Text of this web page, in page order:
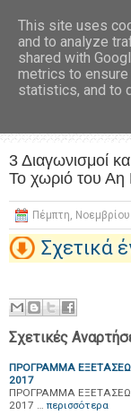
3 Διαγωνισμοί
Το χωριό του Αη
Πέμπτη,
Σχετικά
Σχετικές
ΠΡΟΓΡΑΜΜΑ
2017
ΠΡΟΓΡΑΜΜΑ
2017 … περισσότερα
This site uses
and to analyze
shared with
metrics to
statistics, and to